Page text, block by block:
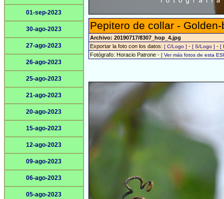
01-sep-2023
30-ago-2023
27-ago-2023
26-ago-2023
25-ago-2023
21-ago-2023
20-ago-2023
15-ago-2023
12-ago-2023
09-ago-2023
06-ago-2023
05-ago-2023
Pepitero de collar -
Archivo: 20190717/8307_hop_4.jpg
Exportar la foto con los datos: [ C/Logo ] - [ S/Logo ] - [
Fotógrafo: Horacio Patrone - [ Ver más fotos de esta